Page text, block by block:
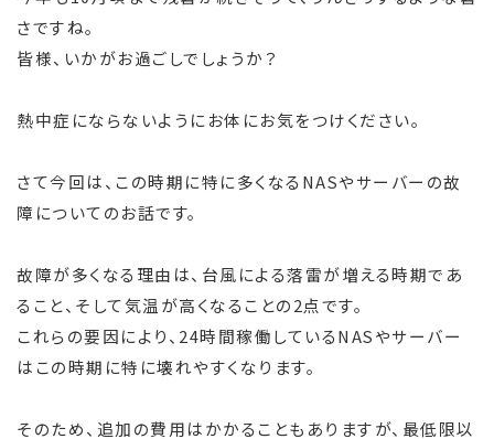
さですね。
皆様、いかがお過ごしでしょうか？
熱中症にならないようにお体にお気をつけください。
さて今回は、この時期に特に多くなるNASやサーバーの故
障についてのお話です。
故障が多くなる理由は、台風による落雷が増える時期であ
ること、そして気温が高くなることの2点です。
これらの要因により、24時間稼働しているNASやサーバー
はこの時期に特に壊れやすくなります。
そのため、追加の費用はかかることもありますが、最低限以